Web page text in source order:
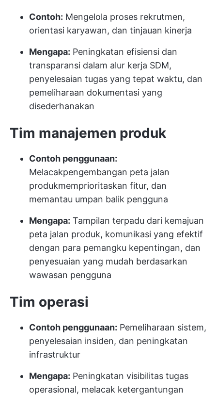
Contoh: Mengelola proses rekrutmen,
orientasi karyawan, dan tinjauan kinerja
Mengapa: Peningkatan efisiensi dan
transparansi dalam alur kerja SDM,
penyelesaian tugas yang tepat waktu, dan
pemeliharaan dokumentasi yang
disederhanakan
Tim manajemen produk
Contoh penggunaan:
Melacakpengembangan peta jalan
produkmemprioritaskan fitur, dan
memantau umpan balik pengguna
Mengapa: Tampilan terpadu dari kemajuan
peta jalan produk, komunikasi yang efektif
dengan para pemangku kepentingan, dan
penyesuaian yang mudah berdasarkan
wawasan pengguna
Tim operasi
Contoh penggunaan: Pemeliharaan sistem,
penyelesaian insiden, dan peningkatan
infrastruktur
Mengapa: Peningkatan visibilitas tugas
operasional, melacak ketergantungan